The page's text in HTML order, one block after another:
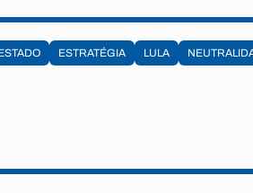
ESTRATÉGIA LULA